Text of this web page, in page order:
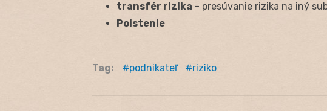
transfér rizika – presúvanie rizika na iný
Poistenie
Tag: podnikateľ riziko